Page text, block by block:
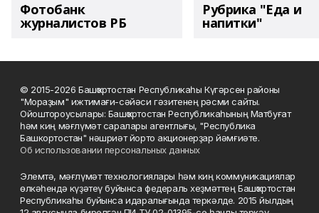
Фотобанк
журналистов РБ
Рубрика "Еда и
напитки"
© 2015-2026 Башҡортостан Республикаһы Күгәрсен районы
"Мораҙым" ижтимағи-сәйәси гәзитенең рәсми сайты.
Ойоштороусылары: Башҡортостан Республикаһының Матбуғат
һәм киң мәғлүмәт саралары агентлығы, "Республика
Башкортостан" нәшриәт йорто акционерҙар йәмғиәте.
Об использовании персональных данных
Элемтә, мәғлүмәт технологиялары һәм киң коммуникациялар
өлкәһендә күҙәтеү буйынса федераль хеҙмәттең Башҡортостан
Республикаһы буйынса идаралығында теркәлде. 2015 йылдың